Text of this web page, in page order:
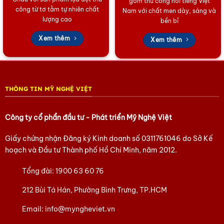
Showroom độc quyền:
Chúng tôi tự hào là đơn vị sở
Showroom làng đồng duy nhất tại TP. HCM
Cam kết vững chắc:
Áp dụng chính sáchBảo hành
sản phẩm vĩnh viễn, cùng với dịch vụ
Để giữ cho đồ đồng luôn sáng bóng và tránh bị oxy
Vệ sinh:Sử dụngnước rửa kínhhoặc khăn mềm để
lau chùi, giúp loại bỏ bụi bẩn.
để đánh bóng, giúp đồng lấy lại độ sáng tự nhiên.
Hạn chế nước:Tuyệt đốihạn chế vệ sinh bằng nước
công từ tơ tằm tự nhiên chất
lượng cao
Xem thêm
Nam với chất men dày, sáng và
bền bỉ
Xem thêm
THÔNG TIN MỸ NGHỆ VIỆT
Công ty cổ phẩn đầu tư - Phát triển Mỹ Nghệ Việt
Giấy chứng nhận Đăng ký Kinh doanh số0311761046 do Sở Kế
hoạch và Đầu tư Thành phố Hồ Chí Minh, năm 2012.
Tổng đài:1900 63 60 76
212 Bùi Tá Hán, Phường Bình Trưng, TP.HCM
Email: info@myngheviet.vn